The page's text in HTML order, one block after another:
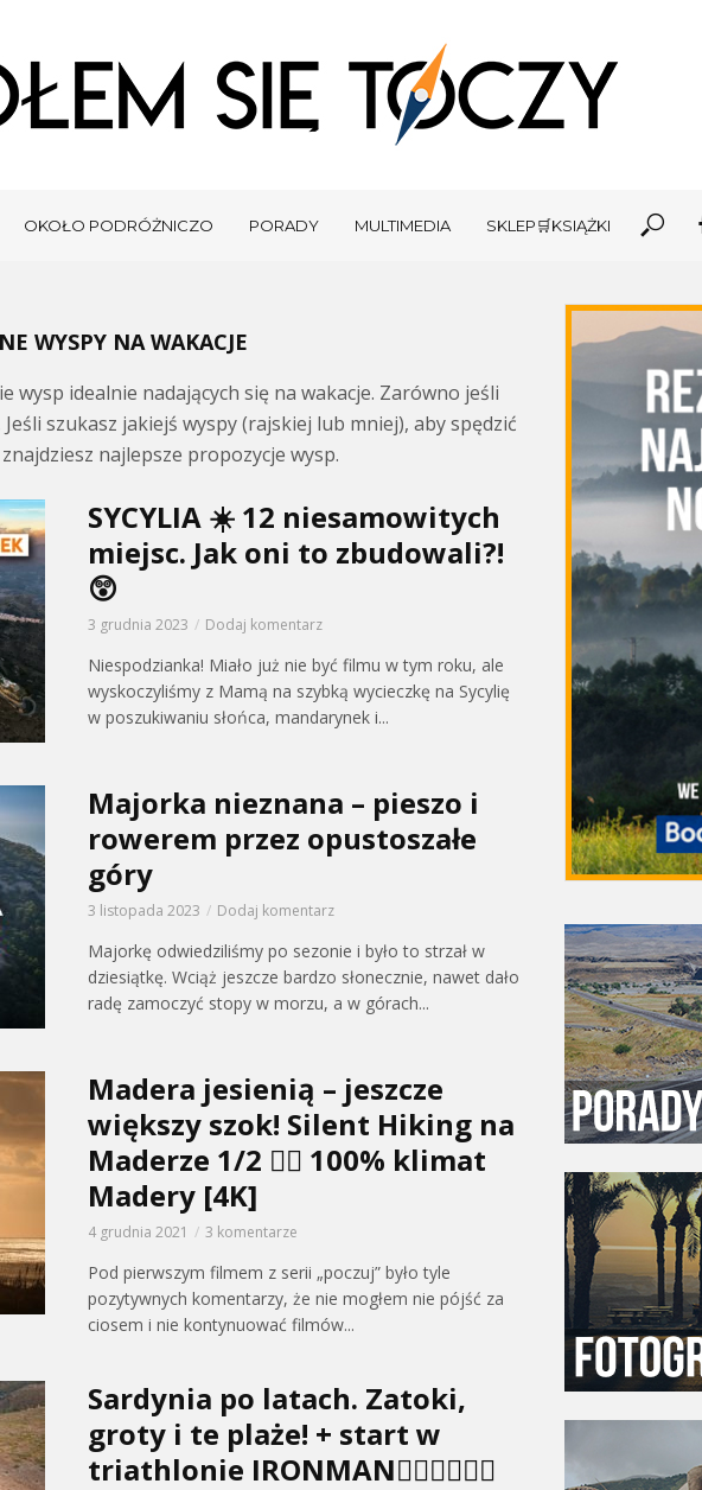
OKOŁO PODRÓŻNICZO PORADY MULTIMEDIA SKLEP🛒KSIĄŻKI
WYSPY NA WAKACJE
wysp idealnie nadających się na wakacje. Zarówno jeśli
szukasz jakiejś wyspy (rajskiej lub mniej), aby spędzić
najlepsze propozycje wysp.
SYCYLIA ☀️ 12 niesamowitych
miejsc. Jak oni to zbudowali?!
😲
3 grudnia 2023 Dodaj komentarz
Niespodzianka! Miało już nie być filmu w tym roku, ale
wyskoczyliśmy z Mamą na szybką wycieczkę na Sycylię
w poszukiwaniu słońca, mandarynek i...
Majorka nieznana – pieszo i
rowerem przez opustoszałe
góry
3 listopada 2023 Dodaj komentarz
Majorkę odwiedziliśmy po sezonie i było to strzał w
dziesiątkę. Wciąż jeszcze bardzo słonecznie, nawet dało
radę zamoczyć stopy w morzu, a w górach...
Madera jesienią – jeszcze
większy szok! Silent Hiking na
Maderze 1/2 🚶‍♂️ 100% klimat
Madery [4K]
4 grudnia 2021 3 komentarze
Pod pierwszym filmem z serii „poczuj” było tyle
pozytywnych komentarzy, że nie mogłem nie pójść za
ciosem i nie kontynuować filmów...
Sardynia po latach. Zatoki,
groty i te plaże! + start w
triathlonie IRONMAN🏊🏻🚴🏿🏃‍♀️